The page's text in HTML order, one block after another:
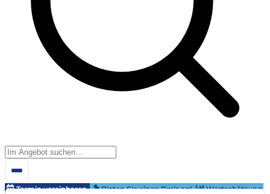
Termin vereinbaren Bieten Sie einen Preis an!
Wertschätzung